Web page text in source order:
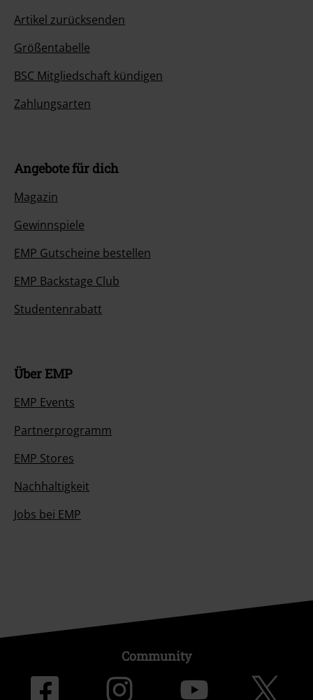
Artikel zurücksenden
Größentabelle
BSC Mitgliedschaft kündigen
Zahlungsarten
Angebote für dich
Magazin
Gewinnspiele
EMP Gutscheine bestellen
EMP Backstage Club
Studentenrabatt
Über EMP
EMP Events
Partnerprogramm
EMP Stores
Nachhaltigkeit
Jobs bei EMP
Community